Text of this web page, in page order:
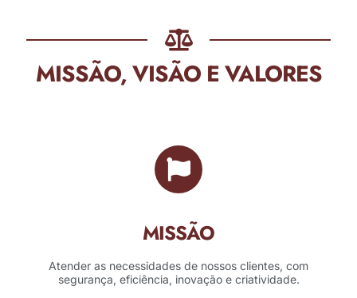
MISSÃO, VISÃO E VALORES
MISSÃO
Atender as necessidades de nossos clientes, com
segurança, eficiência, inovação e criatividade.